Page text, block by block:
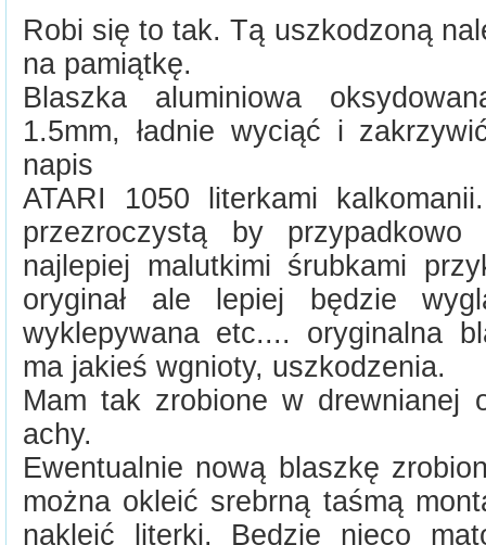
Robi się to tak. Tą uszkodzoną
na pamiątkę.
Blaszka aluminiowa
1.5mm, ładnie wyciąć i
napis
ATARI 1050 literkami
przezroczystą by
najlepiej malutkimi śrubkami
oryginał ale lepiej będzie
wyklepywana etc.... oryginalna
ma jakieś wgnioty, uszkodzenia.
Mam tak zrobione w drewnianej
achy.
Ewentualnie nową blaszkę
można okleić srebrną taśmą
nakleić literki. Będzie nieco